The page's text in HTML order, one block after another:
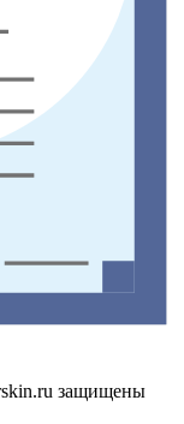
защищены